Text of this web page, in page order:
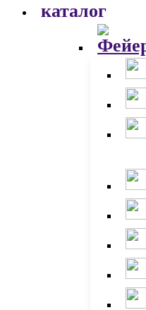
каталог